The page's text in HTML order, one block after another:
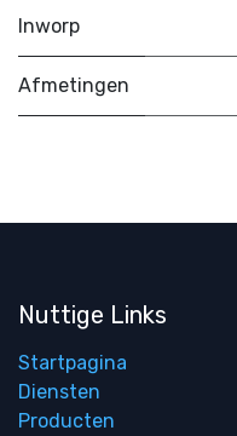
Inworp
Afmetingen
Nuttige Links
Startpagina
Diensten
Producten